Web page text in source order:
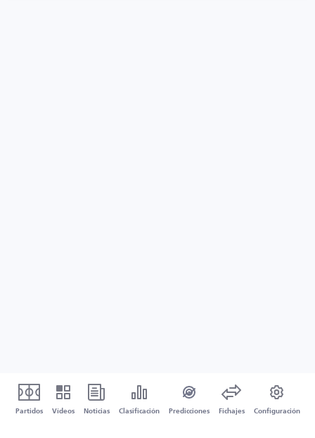
Partidos Vídeos Noticias Clasificación Predicciones Fichajes Configuración